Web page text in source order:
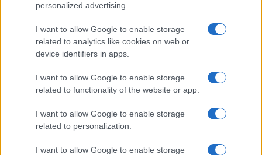
personalized advertising.
I want to allow Google to enable storage
related to analytics like cookies on web or
device identifiers in apps.
I want to allow Google to enable storage
related to functionality of the website or app.
I want to allow Google to enable storage
related to personalization.
I want to allow Google to enable storage
HELLENiQ ENERGY: Κέρδη
393 εκατ. ευρώ στο α'
εξάμηνο – Στα 734 εκατ.
ευρώ τα EBITDA
ΣΤΑΣΥ: 29,4 χλμ. νέων
στάδιο το μεγαλύτερο έργο
αναβάθμισης
Η Chery επενδύει 75 εκατ. δολάρια στην KG Mobility